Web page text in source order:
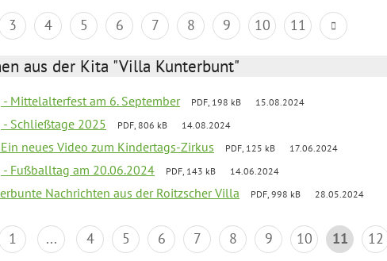
3 4 5 6 7 8 9 10 11
aus der Kita "Villa Kunterbunt"
Mittelalterfest am 6. September PDF, 198 kB 15.08.2024
Schließtage 2025 PDF, 806 kB 14.08.2024
neues Video zum Kindertags-Zirkus PDF, 125 kB 17.06.2024
Fußballtag am 20.06.2024 PDF, 143 kB 14.06.2024
Nachrichten aus der Roitzscher Villa PDF, 998 kB 28.05.2024
1 ... 4 5 6 7 8 9 10 11 12